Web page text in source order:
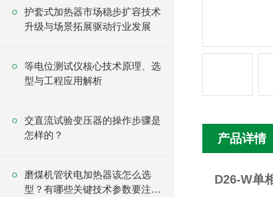
护套式加热器市场稳步扩容技术
升级与场景拓展驱动行业发展
等电位测试仪核心技术原理、选
型与工程应用解析
交直流试验变压器的操作步骤是
怎样的？
磨煤机管状电加热器该怎么选
型？有哪些关键技术参数要注
产品详情
D26-W单